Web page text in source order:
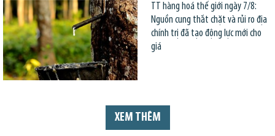
TT hàng hoá thế giới ngày 7/8:
Nguồn cung thắt chặt và rủi ro địa
chính trị đã tạo động lực mới cho
giá
XEM THÊM